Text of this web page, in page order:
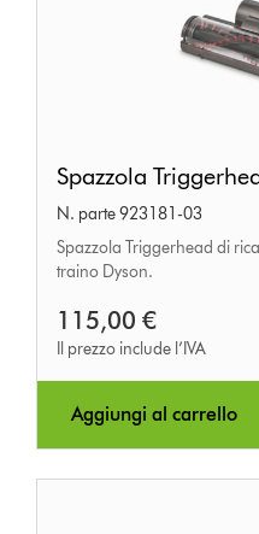
Triggerhead
Spazzola
N. parte 923181-03
Spazzola Triggerhead di
traino Dyson.
115,00 €
Il prezzo include l’IVA
Aggiungi al carrello